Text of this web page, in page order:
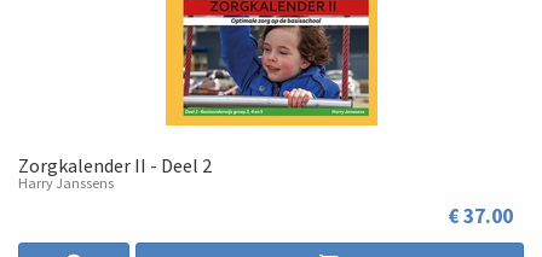
Zorgkalender II - Deel 2
Harry Janssens
€ 37.00